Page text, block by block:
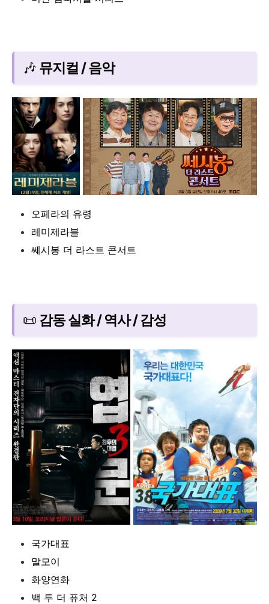
🎶 뮤지컬 / 음악
오페라의 유령
레미제라블
쎄시봉 더 라스트 콘서트
📜 감동 실화 / 역사 / 감성
국가대표
말모이
화양연화
백 투 더 퓨처 2